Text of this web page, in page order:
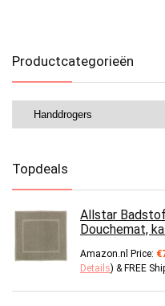
Productcategorieën
Topdeals
Allstar
Douchemat,
Amazon.nl Price: €
Details) & FREE